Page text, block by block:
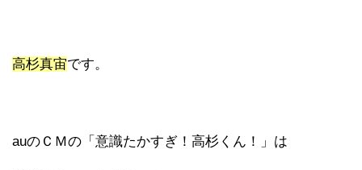
高杉真宙です。
auのＣＭの「意識たかすぎ！高杉くん！」は